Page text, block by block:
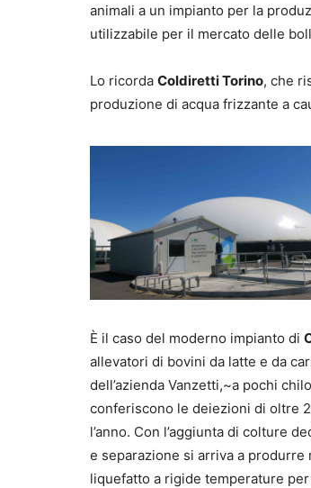
animali a un impianto per la
utilizzabile per il mercato delle
Lo ricorda Coldiretti Torino, che
produzione di acqua frizzante a
È il caso del moderno impianto di
allevatori di bovini da latte e da
dell’azienda Vanzetti,~a pochi
conferiscono le deiezioni di oltre
l’anno. Con l’aggiunta di colture
e separazione si arriva a
liquefatto a rigide temperature